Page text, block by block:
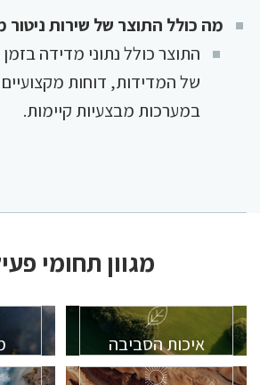
מה כולל התוצר של שירות ניטור
התוצר כולל נתוני מדידה
של המדידות, דוחות
במערכות מבצעיות קיימות.
מגוון תחומי
איכות הסביבה